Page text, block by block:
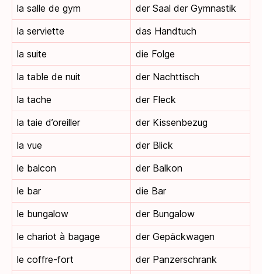
la salle de gym
der Saal der Gymnastik
la serviette
das Handtuch
la suite
die Folge
la table de nuit
der Nachttisch
la tache
der Fleck
la taie d’oreiller
der Kissenbezug
la vue
der Blick
le balcon
der Balkon
le bar
die Bar
le bungalow
der Bungalow
le chariot à bagage
der Gepäckwagen
le coffre-fort
der Panzerschrank